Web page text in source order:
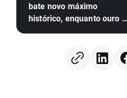
bate novo máximo
histórico, enquanto ouro e